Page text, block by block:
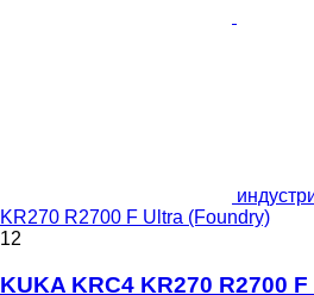
KR270 R2700 F Ultra (Foundry)
12
KUKA KRC4 KR270 R2700